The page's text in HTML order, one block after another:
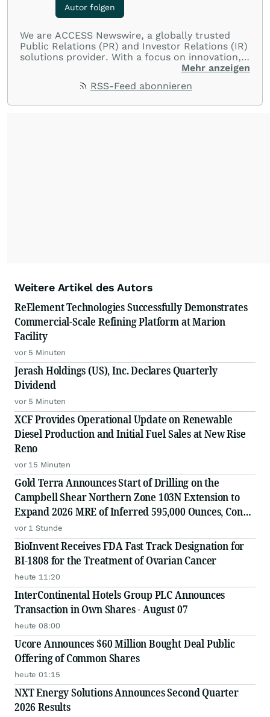
Autor folgen
We are ACCESS Newswire, a globally trusted
Public Relations (PR) and Investor Relations (IR)
solutions provider. With a focus on innovation,
customer service, and value-driven offerings,
with their audiences where it matters most.
Mehr anzeigen
RSS-Feed abonnieren
Weitere Artikel des Autors
ReElement Technologies Successfully Demonstrates
Commercial-Scale Refining Platform at Marion
Facility
vor 5 Minuten
Jerash Holdings (US), Inc. Declares Quarterly
Dividend
vor 5 Minuten
XCF Provides Operational Update on Renewable
Diesel Production and Initial Fuel Sales at New Rise
Reno
vor 15 Minuten
Gold Terra Announces Start of Drilling on the
Campbell Shear Northern Zone 103N Extension to
Expand 2026 MRE of Inferred 595,000 Ounces, Con
Mine, Yellowknife, NWT
vor 1 Stunde
BioInvent Receives FDA Fast Track Designation for
BI-1808 for the Treatment of Ovarian Cancer
heute 11:20
InterContinental Hotels Group PLC Announces
Transaction in Own Shares - August 07
heute 08:00
Ucore Announces $60 Million Bought Deal Public
Offering of Common Shares
heute 01:15
NXT Energy Solutions Announces Second Quarter
2026 Results